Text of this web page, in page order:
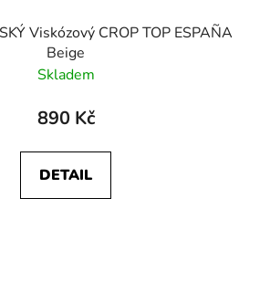
Viskózový CROP TOP ESPAÑA
Beige
Skladem
890 Kč
DETAIL